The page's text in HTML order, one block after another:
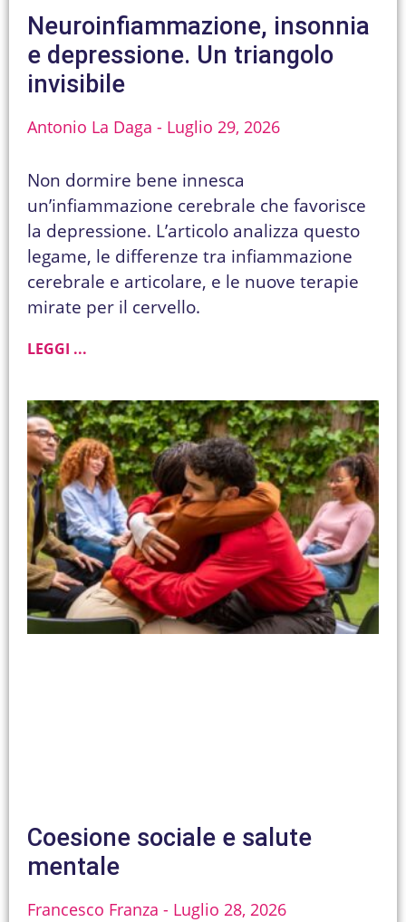
Neuroinfiammazione, insonnia
e depressione. Un triangolo
invisibile
Antonio La Daga Luglio 29, 2026
Non dormire bene innesca
un’infiammazione cerebrale che favorisce
la depressione. L’articolo analizza questo
legame, le differenze tra infiammazione
cerebrale e articolare, e le nuove terapie
mirate per il cervello.
LEGGI ...
Coesione sociale e salute
mentale
Francesco Franza Luglio 28, 2026